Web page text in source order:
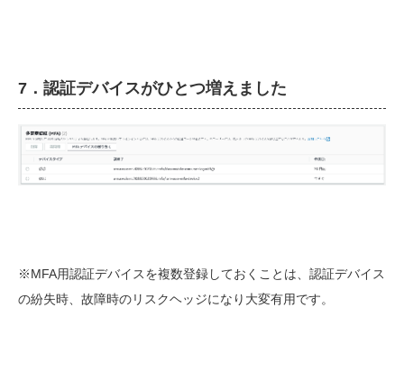
7．認証デバイスがひとつ増えました
※MFA用認証デバイスを複数登録しておくことは、認証デバイス
の紛失時、故障時のリスクヘッジになり大変有用です。